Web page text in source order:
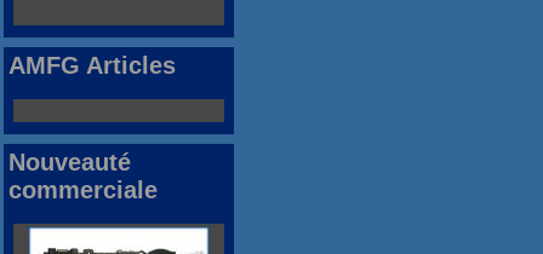
AMFG Articles
Nouveauté
commerciale